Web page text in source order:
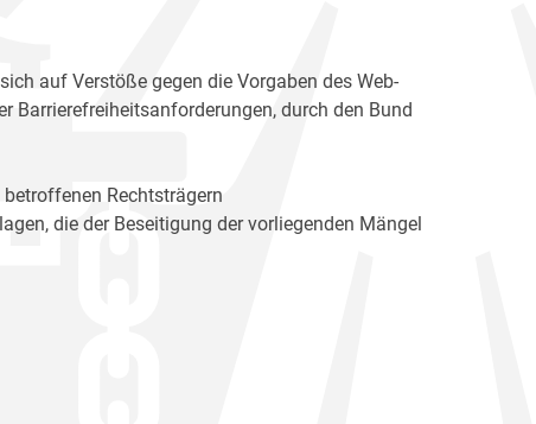
auf Verstöße gegen die Vorgaben des Web-
Barrierefreiheitsanforderungen, durch den Bund
Rechtsträgern
die der Beseitigung der vorliegenden Mängel